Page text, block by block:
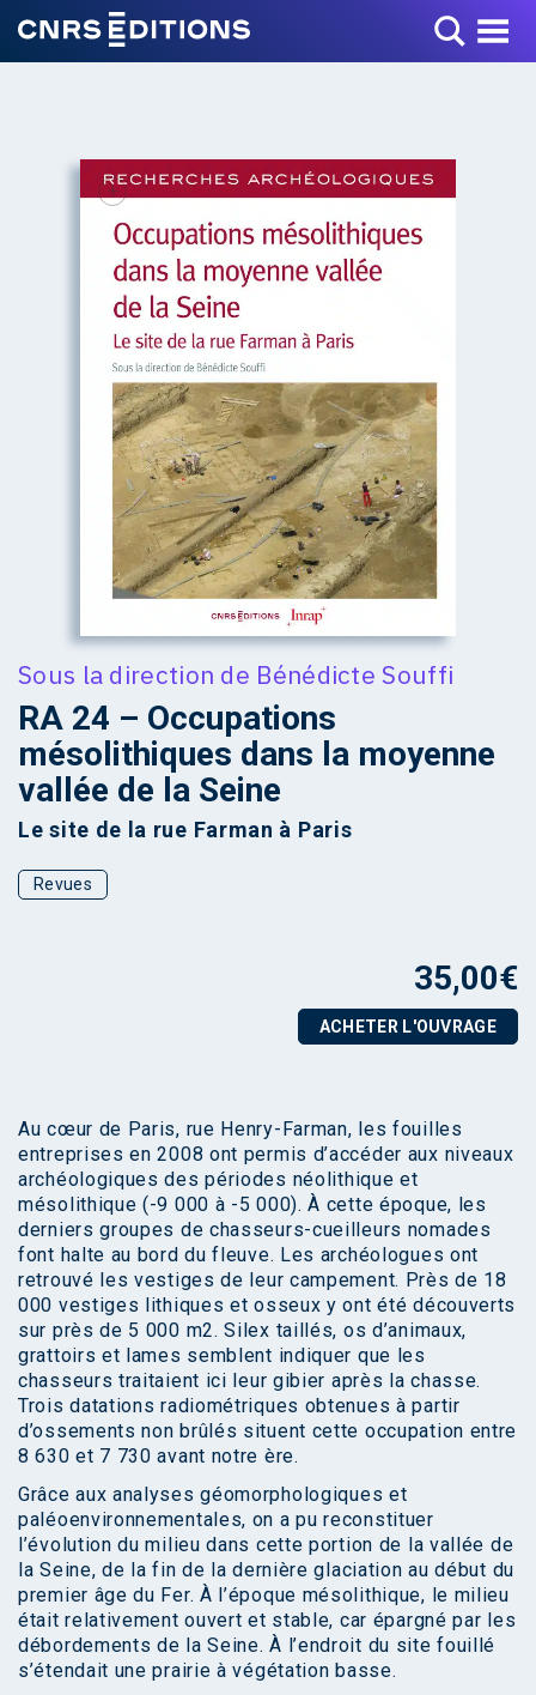
Toggle Menu
+
Sous la direction de Bénédicte Souffi
RA 24 – Occupations
mésolithiques dans la moyenne
vallée de la Seine
Le site de la rue Farman à Paris
Revues
35,00€
ACHETER L'OUVRAGE
Au cœur de Paris, rue Henry-Farman, les fouilles
entreprises en 2008 ont permis d’accéder aux niveaux
archéologiques des périodes néolithique et
mésolithique (-9 000 à -5 000). À cette époque, les
derniers groupes de chasseurs-cueilleurs nomades
font halte au bord du fleuve. Les archéologues ont
retrouvé les vestiges de leur campement. Près de 18
000 vestiges lithiques et osseux y ont été découverts
sur près de 5 000 m2. Silex taillés, os d’animaux,
grattoirs et lames semblent indiquer que les
chasseurs traitaient ici leur gibier après la chasse.
Trois datations radiométriques obtenues à partir
d’ossements non brûlés situent cette occupation entre
8 630 et 7 730 avant notre ère.
Grâce aux analyses géomorphologiques et
paléoenvironnementales, on a pu reconstituer
l’évolution du milieu dans cette portion de la vallée de
la Seine, de la fin de la dernière glaciation au début du
premier âge du Fer. À l’époque mésolithique, le milieu
était relativement ouvert et stable, car épargné par les
débordements de la Seine. À l’endroit du site fouillé
s’étendait une prairie à végétation basse.